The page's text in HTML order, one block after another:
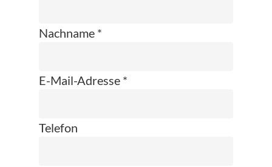
Nachname *
E-Mail-Adresse *
Telefon